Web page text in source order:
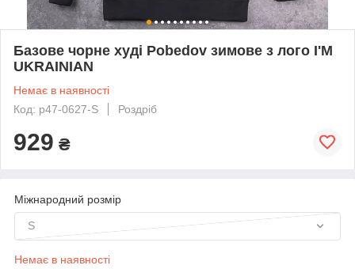
Базове чорне худі Pobedov зимове з лого I'M
UKRAINIAN
Немає в наявності
Код: p47-0627-S
Роздріб
929 ₴
Міжнародний розмір
S
Немає в наявності